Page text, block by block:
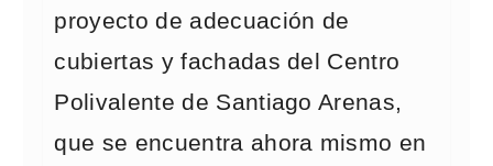
proyecto de adecuación de
cubiertas y fachadas del Centro
Polivalente de Santiago Arenas,
que se encuentra ahora mismo en